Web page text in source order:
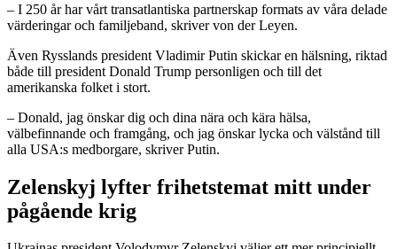
– I 250 år har vårt transatlantiska partnerskap formats av våra delade
värderingar och familjeband, skriver von der Leyen.
Även Rysslands president Vladimir Putin skickar en hälsning, riktad
både till president Donald Trump personligen och till det
amerikanska folket i stort.
– Donald, jag önskar dig och dina nära och kära hälsa,
välbefinnande och framgång, och jag önskar lycka och välstånd till
alla USA:s medborgare, skriver Putin.
Zelenskyj lyfter frihetstemat mitt under
pågående krig